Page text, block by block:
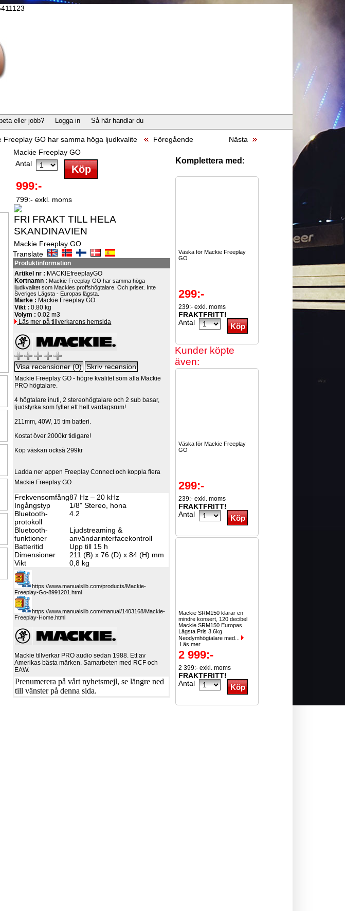
eller jobb? Logga in Så här handlar du
Freeplay GO har samma höga ljudkvalite Föregående Nästa
Mackie Freeplay GO
Antal
999:-
799:- exkl. moms
FRI FRAKT TILL HELA
SKANDINAVIEN
Mackie Freeplay GO
Translate
Produktinformation
Artikel nr : MACKIEfreeplayGO
Kortnamn : Mackie Freeplay GO har samma höga
ljudkvalitet som Mackies proffshögtalare. Och priset. Inte
Sveriges Lägsta - Europas lägsta.
Märke : Mackie Freeplay GO
Vikt :0.80 kg
Volym :0.02 m3
Läs mer på tillverkarens hemsida
Mackie Freeplay GO - högre kvalitet som alla Mackie
PRO högtalare.
4 högtalare inuti, 2 stereohögtalare och 2 sub basar,
ljudstyrka som fyller ett helt vardagsrum!
211mm, 40W, 15 tim batteri.
Kostat över 2000kr tidigare!
Köp väskan också 299kr
Ladda ner appen Freeplay Connect och koppla flera
Mackie Freeplay GO
Frekvensomfång87 Hz – 20 kHz
Ingångstyp
1/8" Stereo, hona
Bluetooth-
protokoll
4.2
Bluetooth-
funktioner
Ljudstreaming &
användarinterfacekontroll
Batteritid
Upp till 15 h
Dimensioner
211 (B) x 76 (D) x 84 (H) mm
Vikt
0,8 kg
https://www.manualslib.com/products/Mackie-
Freeplay-Go-8991201.html
https://www.manualslib.com/manual/1403168/Mackie-
Freeplay-Home.html
Mackie tillverkar PRO audio sedan 1988. Ett av
Amerikas bästa märken. Samarbeten med RCF och
EAW.
Prenumerera på vårt nyhetsmejl, se längre ned
till vänster på denna sida.
Komplettera med:
Väska för Mackie Freeplay
GO
299:-
239:- exkl. moms
FRAKTFRITT!
Antal
Kunder köpte
även:
Väska för Mackie Freeplay
GO
299:-
239:- exkl. moms
FRAKTFRITT!
Antal
Mackie SRM150 klarar en
mindre konsert, 120 decibel
Mackie SRM150 Europas
Lägsta Pris 3.6kg
Neodymhögtalare med...
Läs mer
2 999:-
2 399:- exkl. moms
FRAKTFRITT!
Antal